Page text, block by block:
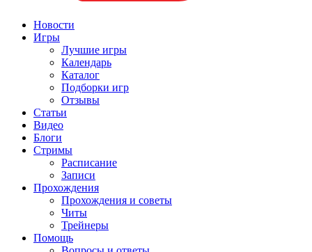
Новости
Игры
Лучшие игры
Календарь
Каталог
Подборки игр
Отзывы
Статьи
Видео
Блоги
Стримы
Расписание
Записи
Прохождения
Прохождения и советы
Читы
Трейнеры
Помощь